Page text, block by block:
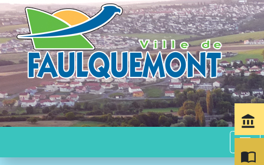
menu
account_balance
import_contacts